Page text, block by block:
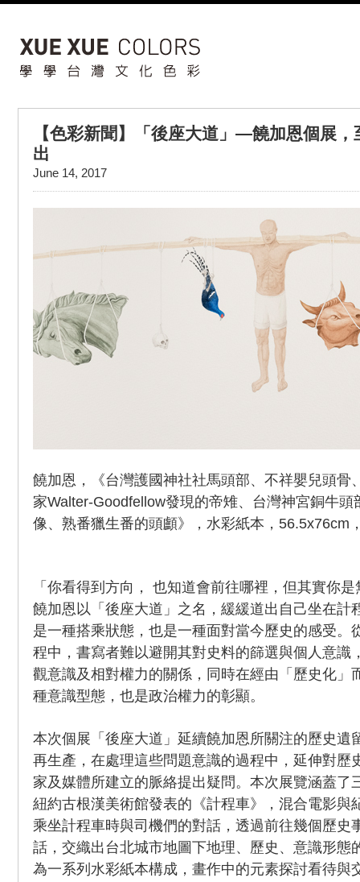
【色彩新聞】「後座大道」—饒加恩個展
出
June 14, 2017
饒加恩，《台灣護國神社社馬頭部、不祥嬰兒頭骨
家Walter-Goodfellow發現的帝雉、台灣神宮銅牛
像、熟番獵生番的頭顱》，水彩紙本，56.5x76cm
「你看得到方向， 也知道會前往哪裡，但其實你
饒加恩以「後座大道」之名，緩緩道出自己坐在計
是一種搭乘狀態，也是一種面對當今歷史的感受。
程中，書寫者難以避開其對史料的篩選與個人意識
觀意識及相對權力的關係，同時在經由「歷史化」
種意識型態，也是政治權力的彰顯。
本次個展「後座大道」延續饒加恩所關注的歷史遺
再生產，在處理這些問題意識的過程中，延伸對歷
家及媒體所建立的脈絡提出疑問。本次展覽涵蓋了
紐約古根漢美術館發表的《計程車》，混合電影與
乘坐計程車時與司機們的對話，透過前往幾個歷史
話，交織出台北城市地圖下地理、歷史、意識形態
為一系列水彩紙本構成，畫作中的元素探討看待與